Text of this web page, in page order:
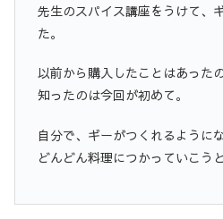
先生のスパイス講座をうけて、
た。
以前から購入したことはあった
知ったのは今回が初めて。
自分で、ギーがつくれるように
どんどん料理につかっていこう